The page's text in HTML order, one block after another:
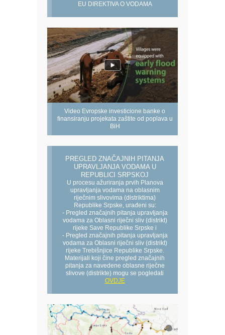
EU DIREKTIVA O VODAMA
Video Evropske investicione banke o
finansiranju projekata zaštite od poplava u
BiH
PREGLED ZNAČAJNIH PITANJA
UPRAVLJANJA VODAMA U
REPUBLICI SRPSKOJ
U procesu ažuriranja prvih Planova
upravljanja vodama na oblasnim
riječnim slivovima (distriktima)
Republike Srpske, urađeni su:
- Pregled značajnih pitanja upravljanja
vodama za Oblasni riječni sliv (distrikt)
rijeke Save Republike Srpske i
- Pregled značajnih pitanja upravljanja
vodama za Oblasni riječni sliv (distrikt)
rijeke Trebišnjice Republike Srpske.
Materijali koji čine pregled značajnih
pitanja za navedene oblasne riječne
slivove (distrikte) mogu se pogledati
OVDJE